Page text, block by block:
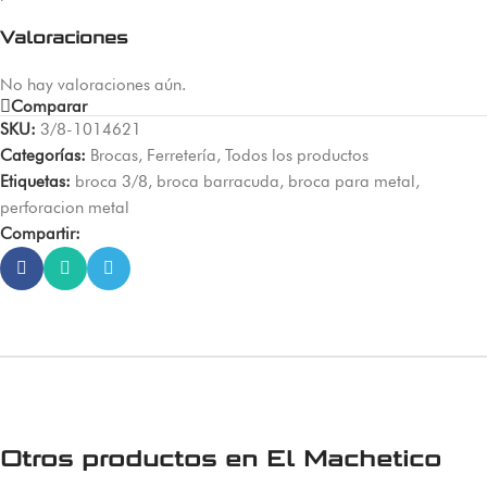
Valoraciones
No hay valoraciones aún.
Comparar
SKU: 3/8-1014621
Categorías: Brocas, Ferretería, Todos los productos
Etiquetas: broca 3/8, broca barracuda, broca para metal,
perforacion metal
Compartir:
Otros productos en El Machetico